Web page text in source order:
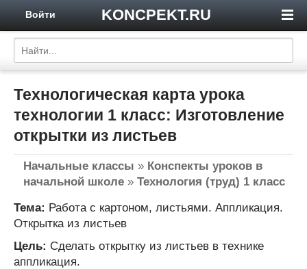
KONCPEKT.RU
Войти
Технологическая карта урока
технологии 1 класс: Изготовление
открытки из листьев
Начальные классы » Конспекты уроков в
начальной школе » Технология (труд) 1 класс
Тема: Работа с картоном, листьями. Аппликация.
Открытка из листьев
Цель: Сделать открытку из листьев в технике
аппликация.